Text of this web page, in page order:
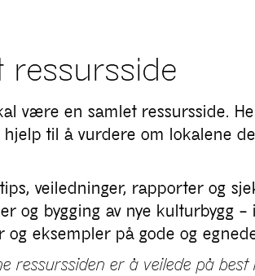
ressursside
være en samlet ressursside.
til å vurdere om lokalene
veiledninger, rapporter og
og bygging av nye kulturbygg
og eksempler på gode og
ressurssiden er å veilede på